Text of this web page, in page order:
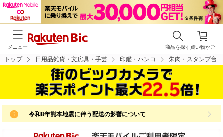
買い物かご
商品を探す
メニュー
トップ 日用品雑貨・文房具・手芸 印鑑・ハンコ 朱肉・スタンプ台
令和8年熊本地震に伴う配送の影響について